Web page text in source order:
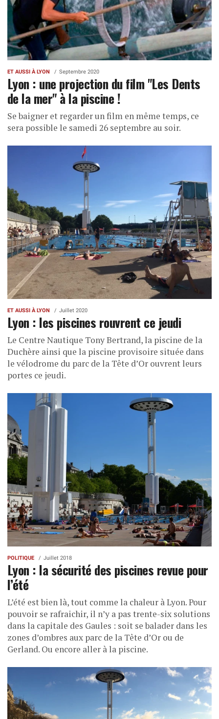
ET AUSSI À LYON Septembre 2020
Lyon : une projection du film "Les Dents
de la mer" à la piscine !
Se baigner et regarder un film en même temps, ce
sera possible le samedi 26 septembre au soir.
ET AUSSI À LYON Juillet 2020
Lyon : les piscines rouvrent ce jeudi
Le Centre Nautique Tony Bertrand, la piscine de la
Duchère ainsi que la piscine provisoire située dans
le vélodrome du parc de la Tête d’Or ouvrent leurs
portes ce jeudi.
POLITIQUE Juillet 2018
Lyon : la sécurité des piscines revue pour
l’été
L’été est bien là, tout comme la chaleur à Lyon. Pour
pouvoir se rafraichir, il n’y a pas trente-six solutions
dans la capitale des Gaules : soit se balader dans les
zones d’ombres aux parc de la Tête d’Or ou de
Gerland. Ou encore aller à la piscine.